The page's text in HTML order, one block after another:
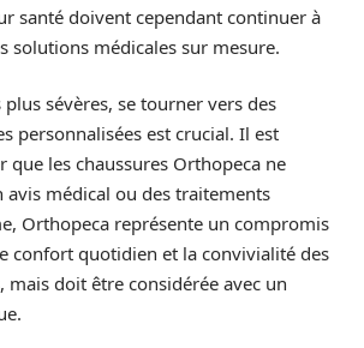
santé doivent cependant continuer à
solutions médicales sur mesure.
sévères, se tourner vers des
personnalisées est crucial. Il est
les chaussures Orthopeca ne
avis médical ou des traitements
Orthopeca représente un compromis
confort quotidien et la convivialité des
mais doit être considérée avec un